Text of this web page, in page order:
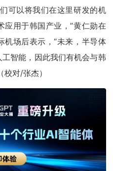
可以将我们在这里研发的机
应用于韩国产业，”黄仁勋在
机场后表示，“未来，半导体
智能，因此我们有机会与韩
对/张杰）